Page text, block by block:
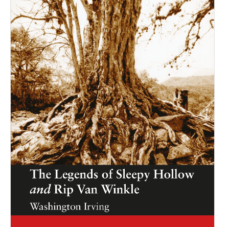
niemiecki
Szkoły państwowe
Szkoły językowe i
uczelnie
Inne publikacje
Inne
języki
Język chiński